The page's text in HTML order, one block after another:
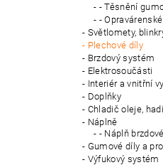
- Těsnění
-
Světlomety,
Plechové díly
Brzdový systém
Elektrosoučásti
Interiér a vnitřní
Doplňky
Chladič oleje,
Náplně
- Náplň
Gumové díly a
Výfukový systém